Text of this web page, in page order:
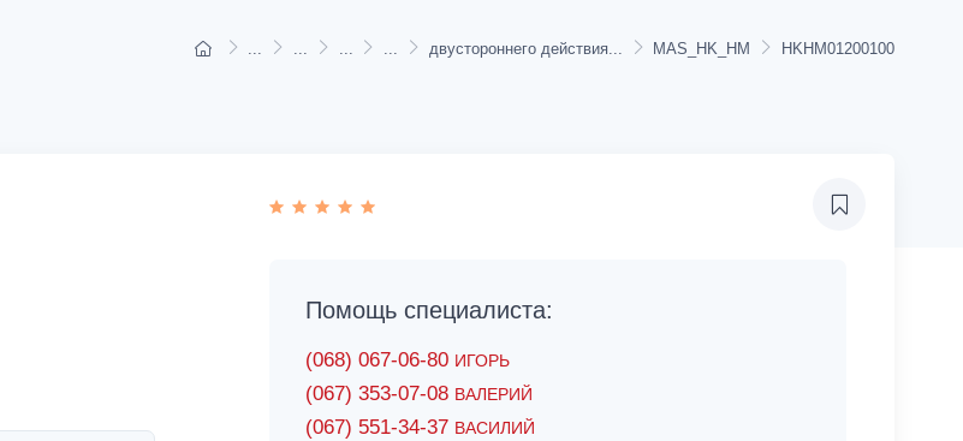
двустороннего действия MAS_HK_HM HKHM01200100
Помощь специалиста:
(068) 067-06-80 ИГОРЬ
(067) 353-07-08 ВАЛЕРИЙ
(067) 551-34-37 ВАСИЛИЙ